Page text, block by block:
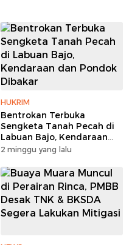
HUKRIM
Bentrokan Terbuka
Sengketa Tanah Pecah di
Labuan Bajo, Kendaraan
dan Pondok Dibakar
2 minggu yang lalu